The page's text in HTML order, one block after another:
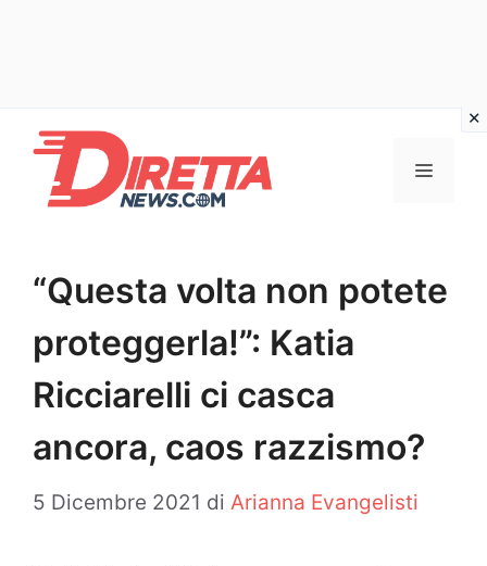
contenuto
Menu
“Questa volta non potete
proteggerla!”: Katia
Ricciarelli ci casca
ancora, caos razzismo?
5 Dicembre 2021 di Arianna Evangelisti